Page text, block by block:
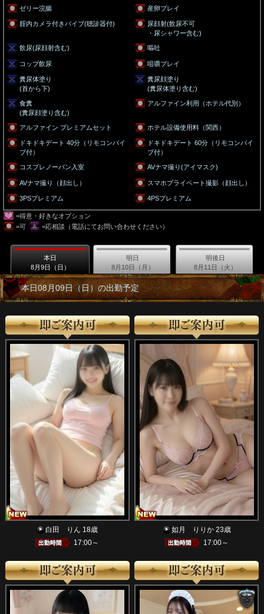
ゼリー浣腸 産卵プレイ
腟内カメラ付きバイブ(聴診器付)
尿顔射(飲尿不可
・尿シャワー含む)
飲尿(尿顔射含む) 嘔吐
コップ飲尿 咀嚼プレイ
糞尿体塗り
(首から下)
糞尿顔塗り
(糞尿体塗り含む)
食糞
(糞尿顔塗り含む)
アルファイン利用（ホテル代別）
アルファイン プレミアムセット ホテル設備使用料（関西）
ドキドキデート 40分（リモコンバイ
ブ付）
ドキドキデート 60分（リモコンバイ
ブ付）
コスプレノーパン入室 AVナマ撮り(アイマスク)
AVナマ撮り（顔出し） スマホプライベート撮影（顔出し）
3PSプレミアム 4PSプレミアム
=得意・好きなオプション
=可
=応相談（電話にてお問い合わせください）
本日
8月9日（日）
明日
8月10日（月）
明後日
8月11日（火）
本日08月09日（日）の出勤予定
白田 りん 18歳
17:00～
如月 りりか 23歳
17:00～